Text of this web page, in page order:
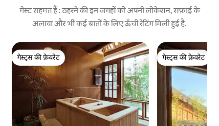
गेस्ट सहमत हैं : ठहरने की इन जगहों को अपनी लोकेशन, सफ़ाई के
अलावा और भी कई बातों के लिए ऊँची रेटिंग मिली हुई है.
गेस्ट्स की फ़ेवरेट
गेस्ट्स की फ़ेवरेट
गेस्ट्स की फ़ेवरेट
गेस्ट्स की फ़ेवरेट